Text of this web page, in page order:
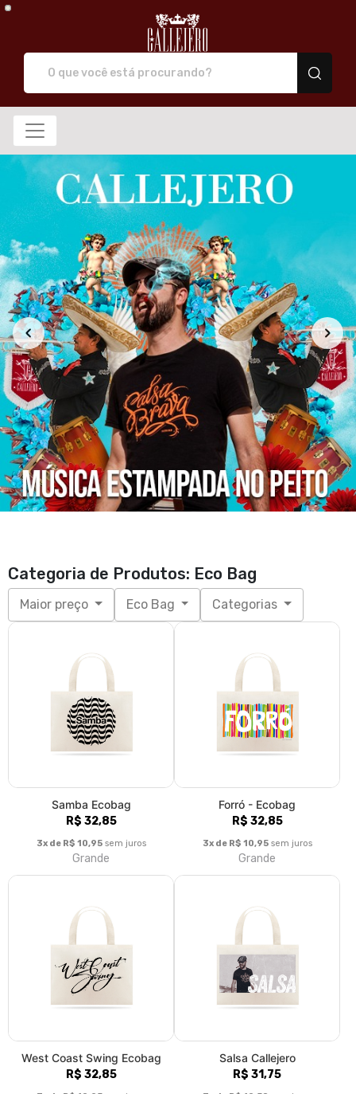
Categoria de Produtos: Eco Bag
Maior preço Eco Bag Categorias
Samba Ecobag
R$ 32,85
3x de R$ 10,95 sem juros
Grande
Forró - Ecobag
R$ 32,85
3x de R$ 10,95sem juros
Grande
West Coast Swing Ecobag
R$ 32,85
3x de R$ 10,95sem juros
Grande
Salsa Callejero
R$ 31,75
3x de R$ 10,58sem juros
Grande
Salsa Puerto Rico
R$ 31,75
3x de R$ 10,58
Grande
All You Need is Samba
R$ 31,75
3x de R$ 10,58sem juros
Grande